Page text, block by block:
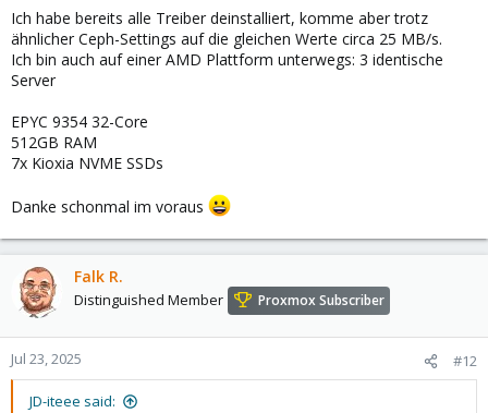
Ich habe bereits alle Treiber deinstalliert, komme aber trotz
ähnlicher Ceph-Settings auf die gleichen Werte circa 25 MB/s.
Ich bin auch auf einer AMD Plattform unterwegs: 3 identische
Server
EPYC 9354 32-Core
512GB RAM
7x Kioxia NVME SSDs
Danke schonmal im voraus
Falk R.
Distinguished Member Proxmox Subscriber
Jul 23, 2025 #12
JD-iteee said: